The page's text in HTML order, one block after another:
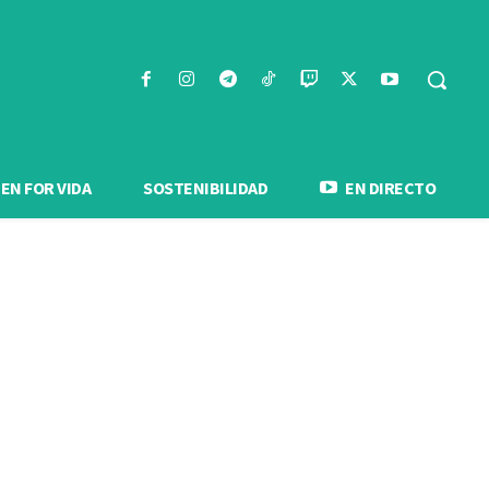
FOR VIDA SOSTENIBILIDAD EN DIRECTO